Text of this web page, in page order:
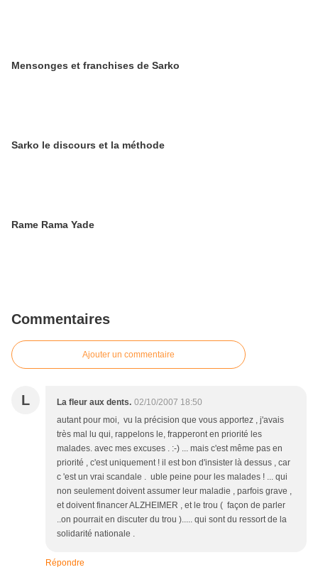
Mensonges et franchises de Sarko
Sarko le discours et la méthode
Rame Rama Yade
Commentaires
Ajouter un commentaire
L La fleur aux dents. 02/10/2007 18:50
autant pour moi, vu la précision que vous apportez , j'avais
très mal lu qui, rappelons le, frapperont en priorité les
malades. avec mes excuses . :-) ... mais c'est même pas en
priorité , c'est uniquement ! il est bon d'insister là dessus , car
c 'est un vrai scandale . uble peine pour les malades ! ... qui
non seulement doivent assumer leur maladie , parfois grave ,
et doivent financer ALZHEIMER , et le trou ( façon de parler
..on pourrait en discuter du trou )..... qui sont du ressort de la
solidarité nationale .
Répondre